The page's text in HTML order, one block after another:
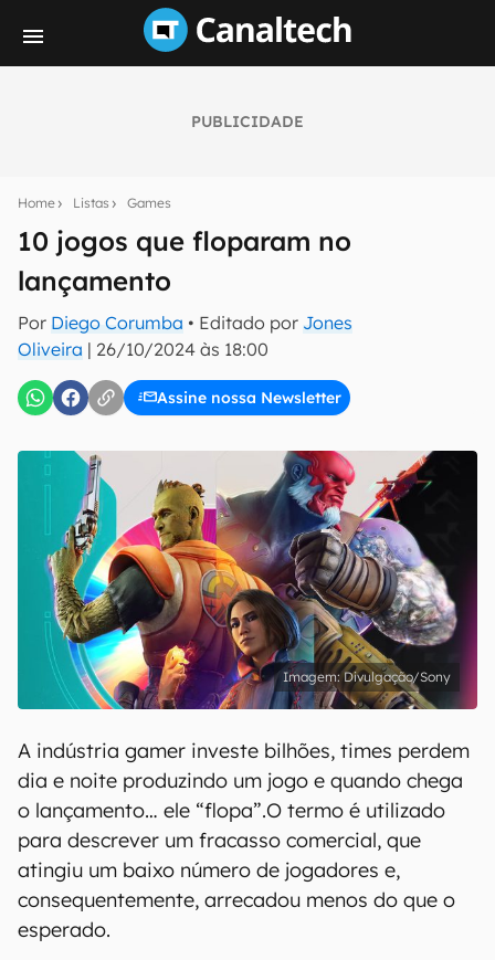
PUBLICIDADE
Home Listas Games
10 jogos que floparam no
lançamento
Por Diego Corumba • Editado por Jones
Oliveira | 26/10/2024 às 18:00
Assine nossa Newsletter
notícias e reviews sobre tecnologia em primeira
mão.
E-mail
Uso e Política de Privacidade do Canaltech.
Divulgação/Sony
A indústria gamer investe bilhões, times perdem
dia e noite produzindo um jogo e quando chega
o lançamento… ele “flopa”.O termo é utilizado
para descrever um fracasso comercial, que
atingiu um baixo número de jogadores e,
consequentemente, arrecadou menos do que o
esperado.